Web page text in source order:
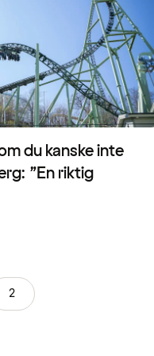
du kanske inte
”En riktig
2